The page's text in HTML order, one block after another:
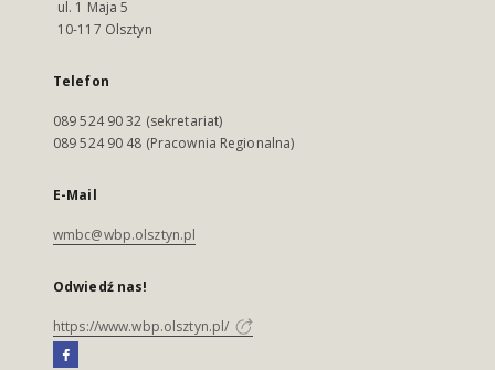
ul. 1 Maja 5
10-117 Olsztyn
Telefon
089 524 90 32 (sekretariat)
089 524 90 48 (Pracownia Regionalna)
E-Mail
wmbc@wbp.olsztyn.pl
Odwiedź nas!
https://www.wbp.olsztyn.pl/